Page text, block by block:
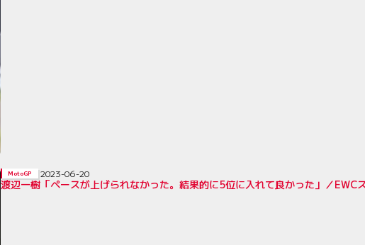
渡辺一樹「ペースが上げられなかった。結果的に5位に入れて良かった」／EWC
MotoGP 2023-06-20